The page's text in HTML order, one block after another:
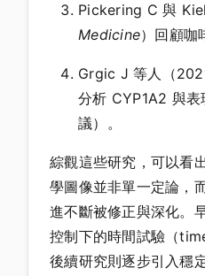
Pickering C 與
Medicine）回顧咖
Grgic J 等人（
分析 CYP1A2 與
議）。
綜觀這些研究，可以看
學圖像並非單一定論，
進不斷被修正與深化。
控制下的時間試驗（
後續研究則逐步引入穩